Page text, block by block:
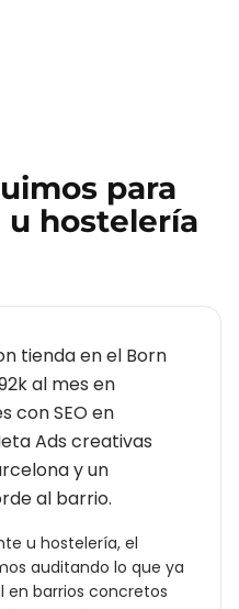
para
hostelería
tienda en el Born
al mes en
con SEO en
Ads creativas
y un
al barrio.
u hostelería, el
auditando lo que ya
en barrios concretos